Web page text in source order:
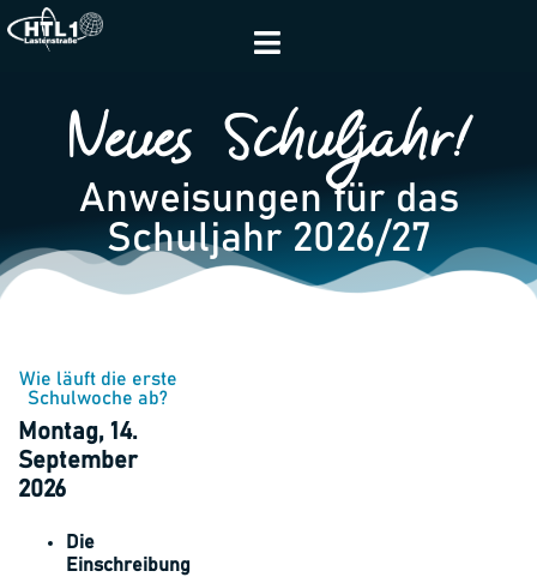
Neues Schuljahr!
Anweisungen für das
Schuljahr 2026/27
Wie läuft die erste
Schulwoche ab?
Montag, 14.
September
2026
Die
Einschreibung